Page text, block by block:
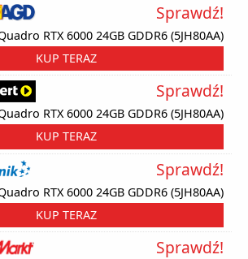
RTX 6000 24GB GDDR6 (5JH80AA)
Sprawdź!
KUP TERAZ
RTX 6000 24GB GDDR6 (5JH80AA)
Sprawdź!
KUP TERAZ
RTX 6000 24GB GDDR6 (5JH80AA)
Sprawdź!
KUP TERAZ
Sprawdź!